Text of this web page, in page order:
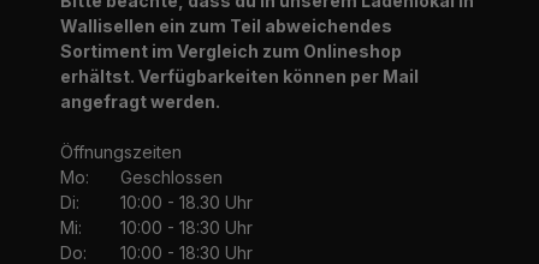
Wallisellen ein zum Teil abweichendes
Sortiment im Vergleich zum Onlineshop
erhältst. Verfügbarkeiten können per Mail
angefragt werden.
Öffnungszeiten
Mo:
Geschlossen
Di:
10:00 - 18.30 Uhr
Mi:
10:00 - 18:30 Uhr
Do:
10:00 - 18:30 Uhr